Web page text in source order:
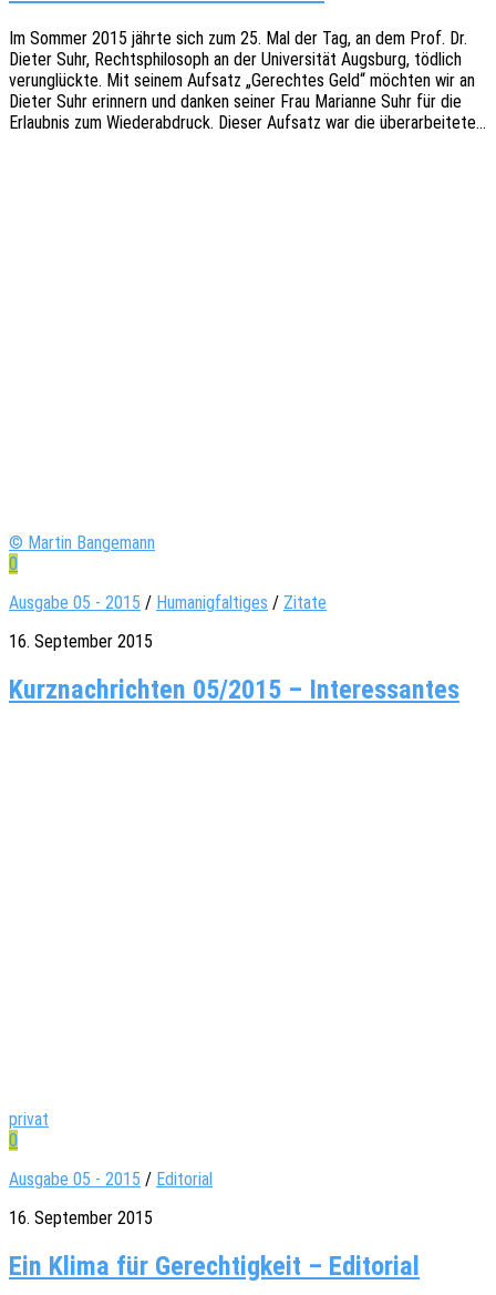
Im Sommer 2015 jährte sich zum 25. Mal der Tag, an dem Prof. Dr.
Dieter Suhr, Rechts­phi­lo­soph an der Univer­si­tät Augs­burg, tödlich
verun­glück­te. Mit seinem Aufsatz „Gerech­tes Geld“ möch­ten wir an
Dieter Suhr erin­nern und danken seiner Frau Mari­an­ne Suhr für die
Erlaub­nis zum Wieder­ab­druck. Dieser Aufsatz war die überarbeitete…
© Martin Bangemann
0
Ausgabe 05 - 2015 / Humanigfaltiges / Zitate
16. September 2015
Kurznachrichten 05/2015 – Interessantes
privat
0
Ausgabe 05 - 2015 / Editorial
16. September 2015
Ein Klima für Gerechtigkeit – Editorial